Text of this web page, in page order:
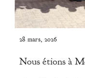
28 mars, 2026
Nous étions à